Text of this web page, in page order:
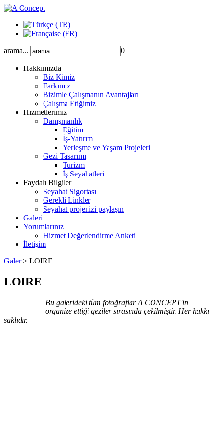
arama... 0
Hakkımızda
Biz Kimiz
Farkımız
Bizimle Çalışmanın Avantajları
Çalışma Etiğimiz
Hizmetlerimiz
Danışmanlık
Eğitim
İş-Yatırım
Yerleşme ve Yaşam Projeleri
Gezi Tasarımı
Turizm
İş Seyahatleri
Faydalı Bilgiler
Seyahat Sigortası
Gerekli Linkler
Seyahat projenizi paylaşın
Galeri
Yorumlarınız
Hizmet Değerlendirme Anketi
İletişim
Galeri> LOIRE
LOIRE
Bu galerideki tüm fotoğraflar A CONCEPT'in
organize ettiği geziler sırasında çekilmiştir. Her hakkı
saklıdır.